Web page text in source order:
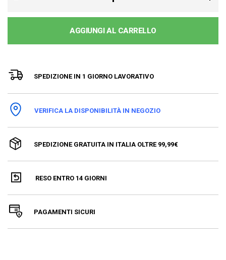
AGGIUNGI AL CARRELLO
SPEDIZIONE IN 1 GIORNO LAVORATIVO
VERIFICA LA DISPONIBILITÀ IN NEGOZIO
SPEDIZIONE GRATUITA IN ITALIA OLTRE 99,99€
RESO ENTRO 14 GIORNI
PAGAMENTI SICURI